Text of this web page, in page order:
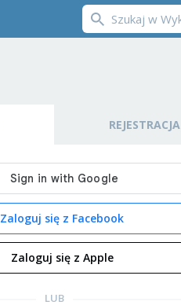
REJESTRACJA
Zaloguj się z Facebook
Zaloguj się z Apple
LUB